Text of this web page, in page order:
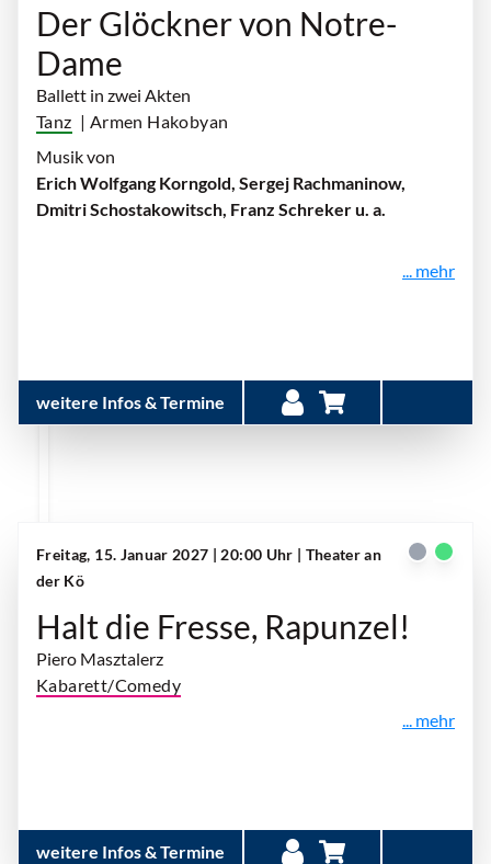
Der Glöckner von Notre-
Dame
Ballett in zwei Akten
Tanz | Armen Hakobyan
Musik von
Erich Wolfgang Korngold, Sergej Rachmaninow,
Dmitri Schostakowitsch, Franz Schreker u. a.
... mehr
weitere Infos & Termine
Freitag, 15. Januar 2027 | 20:00 Uhr | Theater an
der Kö
Halt die Fresse, Rapunzel!
Piero Masztalerz
Kabarett/Comedy
... mehr
weitere Infos & Termine